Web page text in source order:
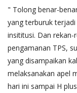
" Tolong benar-
yang terburuk
insititusi. Dan rekan-
pengamanan TPS,
yang disampaikan
melaksanakan apel
hari ini sampai H